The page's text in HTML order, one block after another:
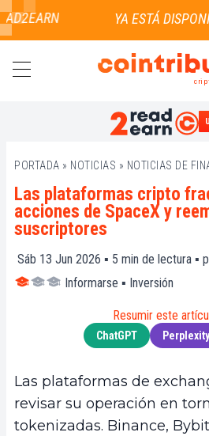
PORTADA » NOTICIAS » NOTICIAS DE
Las plataformas cripto
acciones de SpaceX y
suscriptores
Sáb 13 Jun 2026 ▪ 5 min de lectura ▪
Informarse ▪ Inversión
Resumir este
ChatGPT Perplexity
Las plataformas de
revisar su operación en
tokenizadas. Binance,